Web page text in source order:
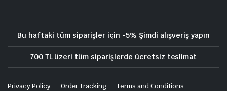
Bu haftaki tüm siparişler için -5% Şimdi alışveriş yapın
700 TL üzeri tüm siparişlerde ücretsiz teslimat
Privacy Policy Order Tracking Terms and Conditions